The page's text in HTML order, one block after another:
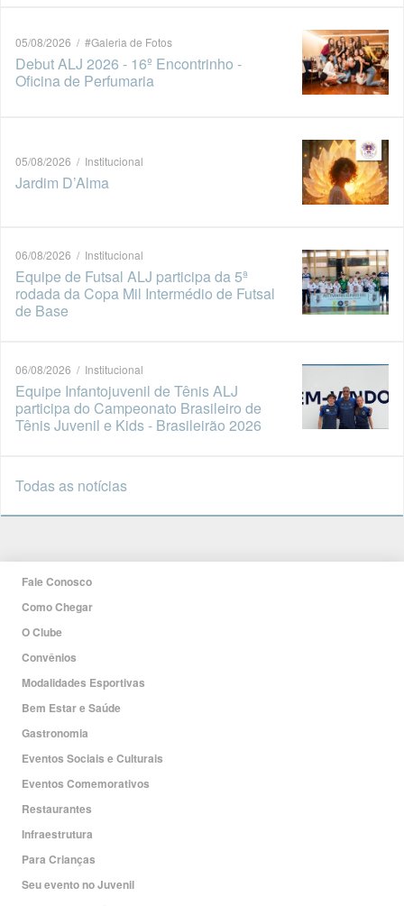
05/08/2026 / #Galeria de Fotos
Debut ALJ 2026 - 16º Encontrinho -
Oficina de Perfumaria
05/08/2026 / Institucional
Jardim D’Alma
06/08/2026 / Institucional
Equipe de Futsal ALJ participa da 5ª
rodada da Copa Mil Intermédio de Futsal
de Base
06/08/2026 / Institucional
Equipe Infantojuvenil de Tênis ALJ
participa do Campeonato Brasileiro de
Tênis Juvenil e Kids - Brasileirão 2026
Todas as notícias
Fale Conosco
Como Chegar
O Clube
Convênios
Modalidades Esportivas
Bem Estar e Saúde
Gastronomia
Eventos Sociais e Culturais
Eventos Comemorativos
Restaurantes
Infraestrutura
Para Crianças
Seu evento no Juvenil